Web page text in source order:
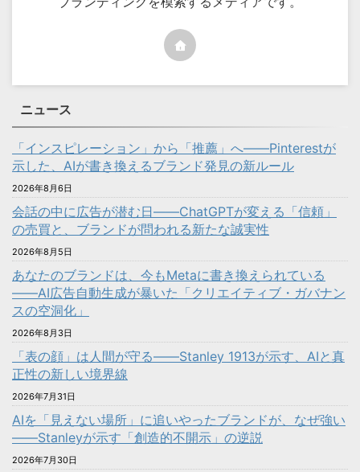
ニュース
「インスピレーション」から「推薦」へ――Pinterestが
示した、AIが書き換えるブランド発見の新ルール
2026年8月6日
会話の中に広告が潜む日——ChatGPTが変える「信頼」
の売買と、ブランドが問われる新たな誠実性
2026年8月5日
あなたのブランドは、今もMetaに書き換えられている
——AI広告自動生成が暴いた「クリエイティブ・ガバナン
スの空洞化」
2026年8月3日
「表の顔」は人間が守る――Stanley 1913が示す、AIと真
正性の新しい境界線
2026年7月31日
AIを「見えない場所」に追いやったブランドが、なぜ強い
——Stanleyが示す「創造的不開示」の逆説
2026年7月30日